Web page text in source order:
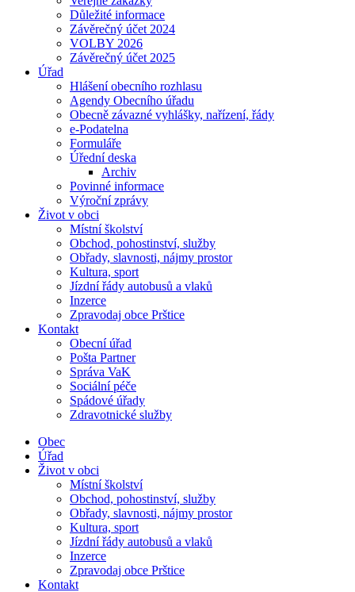
Důležité informace
Závěrečný účet 2024
VOLBY 2026
Závěrečný účet 2025
Úřad
Hlášení obecního rozhlasu
Agendy Obecního úřadu
Obecně závazné vyhlášky, nařízení, řády
e-Podatelna
Formuláře
Úřední deska
Archiv
Povinné informace
Výroční zprávy
Život v obci
Místní školství
Obchod, pohostinství, služby
Obřady, slavnosti, nájmy prostor
Kultura, sport
Jízdní řády autobusů a vlaků
Inzerce
Zpravodaj obce Prštice
Kontakt
Obecní úřad
Pošta Partner
Správa VaK
Sociální péče
Spádové úřady
Zdravotnické služby
Obec
Úřad
Život v obci
Místní školství
Obchod, pohostinství, služby
Obřady, slavnosti, nájmy prostor
Kultura, sport
Jízdní řády autobusů a vlaků
Inzerce
Zpravodaj obce Prštice
Kontakt